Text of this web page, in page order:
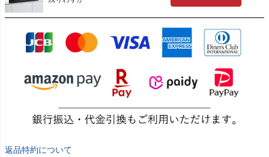
返品特約について